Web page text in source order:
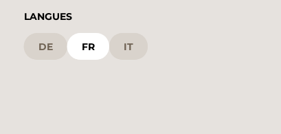
LANGUES
DE FR IT